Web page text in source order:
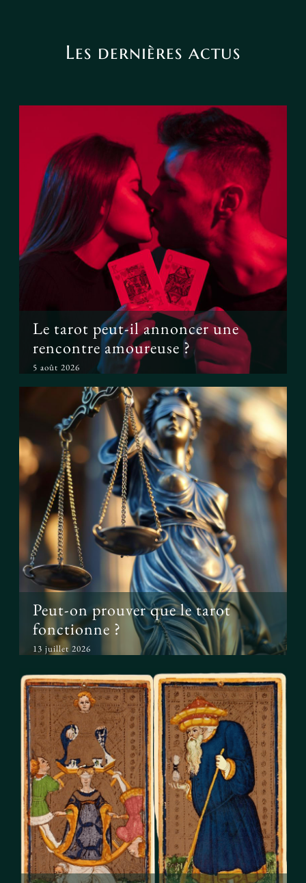
Les dernières actus
Le tarot peut-il annoncer une
rencontre amoureuse ?
Le tarot peut-il annoncer une
rencontre amoureuse ?
5 août 2026
Peut-on prouver que le tarot
fonctionne ?
Peut-on prouver que le tarot
fonctionne ?
13 juillet 2026
Le tarot avant l’ésotérisme : un
simple jeu ?